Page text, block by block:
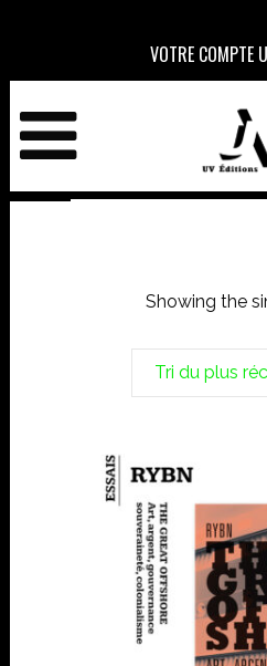
VOTRE COMPTE
Showing the